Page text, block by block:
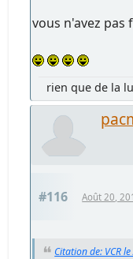
vous n'avez pas
rien que de la
#116 Août 20,
Citation de: VCR